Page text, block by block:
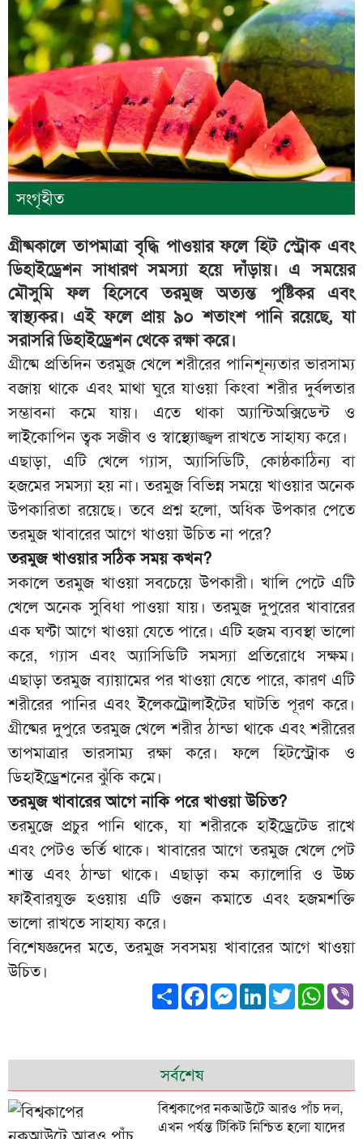
সংগৃহীত
গ্রীষ্মকালে তাপমাত্রা বৃদ্ধি পাওয়ার ফলে হিট স্ট্রোক এবং
ডিহাইড্রেশন সাধারণ সমস্যা হয়ে দাঁড়ায়। এ সময়ের
মৌসুমি ফল হিসেবে তরমুজ অত্যন্ত পুষ্টিকর এবং
স্বাস্থ্যকর। এই ফলে প্রায় ৯০ শতাংশ পানি রয়েছে, যা
সরাসরি ডিহাইড্রেশন থেকে রক্ষা করে।
গ্রীষ্মে প্রতিদিন তরমুজ খেলে শরীরের পানিশূন্যতার ভারসাম্য
বজায় থাকে এবং মাথা ঘুরে যাওয়া কিংবা শরীর দুর্বলতার
সম্ভাবনা কমে যায়। এতে থাকা অ্যান্টিঅক্সিডেন্ট ও
লাইকোপিন ত্বক সজীব ও স্বাস্থ্যোজ্জ্বল রাখতে সাহায্য করে।
এছাড়া, এটি খেলে গ্যাস, অ্যাসিডিটি, কোষ্ঠকাঠিন্য বা
হজমের সমস্যা হয় না। তরমুজ বিভিন্ন সময়ে খাওয়ার অনেক
উপকারিতা রয়েছে। তবে প্রশ্ন হলো, অধিক উপকার পেতে
তরমুজ খাবারের আগে খাওয়া উচিত না পরে?
তরমুজ খাওয়ার সঠিক সময় কখন?
সকালে তরমুজ খাওয়া সবচেয়ে উপকারী। খালি পেটে এটি
খেলে অনেক সুবিধা পাওয়া যায়। তরমুজ দুপুরের খাবারের
এক ঘণ্টা আগে খাওয়া যেতে পারে। এটি হজম ব্যবস্থা ভালো
করে, গ্যাস এবং অ্যাসিডিটি সমস্যা প্রতিরোধে সক্ষম।
এছাড়া তরমুজ ব্যায়ামের পর খাওয়া যেতে পারে, কারণ এটি
শরীরের পানির এবং ইলেকট্রোলাইটের ঘাটতি পূরণ করে।
গ্রীষ্মের দুপুরে তরমুজ খেলে শরীর ঠান্ডা থাকে এবং শরীরের
তাপমাত্রার ভারসাম্য রক্ষা করে। ফলে হিটস্ট্রোক ও
ডিহাইড্রেশনের ঝুঁকি কমে।
তরমুজ খাবারের আগে নাকি পরে খাওয়া উচিত?
তরমুজে প্রচুর পানি থাকে, যা শরীরকে হাইড্রেটেড রাখে
এবং পেটও ভর্তি থাকে। খাবারের আগে তরমুজ খেলে পেট
শান্ত এবং ঠান্ডা থাকে। এছাড়া কম ক্যালোরি ও উচ্চ
ফাইবারযুক্ত হওয়ায় এটি ওজন কমাতে এবং হজমশক্তি
ভালো রাখতে সাহায্য করে।
বিশেষজ্ঞদের মতে, তরমুজ সবসময় খাবারের আগে খাওয়া
উচিত।
ShareFacebook
Messenger
LinkedIn
Twitter
সর্বশেষ
বিশ্বকাপের নকআউটে আরও পাঁচ দল,
এখন পর্যন্ত টিকিট নিশ্চিত হলো যাদের